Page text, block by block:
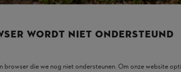
WORDT NIET ONDERSTEUND
browser die we nog niet ondersteunen. Om onze website